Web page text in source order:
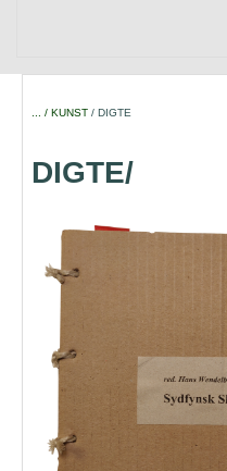
... / KUNST / DIGTE
DIGTE/